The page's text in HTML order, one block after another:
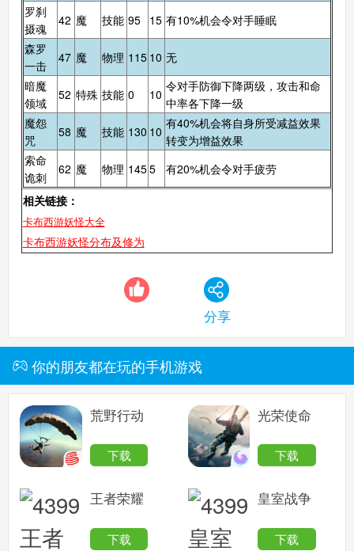
罗刹
摄魂
42 魔 技能 95 15 有10%机会令对手睡眠
森罗
一击
47 魔 物理 115 10 无
暗魔
领域
52 特殊 技能 0 10
令对手防御下降两级，攻击和命
中率各下降一级
魔怨
咒
58 魔 技能 130 10
有40%机会将自身所受减益效果
转变为增益效果
索命
诡刺
62 魔 物理 1455
有20%机会令对手疲劳
相关链接：
卡布西游妖怪大全
卡布西游妖怪分布及修为
分享
你的朋友都在玩的手机游戏
荒野行动
下载
光荣使命
下载
王者荣耀
下载
皇室战争
下载